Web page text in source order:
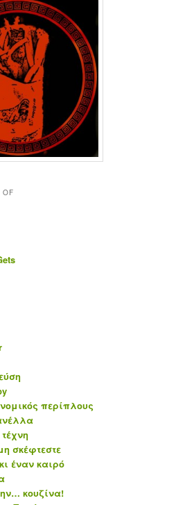
OF
περίπλους
σκέφτεστε
έναν καιρό
κουζίνα!